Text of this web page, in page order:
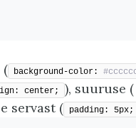
( background-color:
center; ), suuruse (
servast ( padding: 5px;